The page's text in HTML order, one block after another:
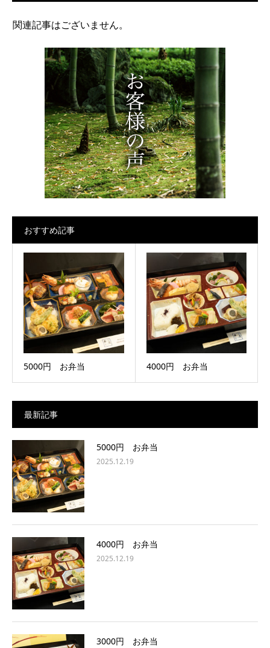
関連記事はございません。
おすすめ記事
5000円 お弁当 4000円 お弁当
最新記事
5000円 お弁当
2025.12.19
4000円 お弁当
2025.12.19
3000円 お弁当